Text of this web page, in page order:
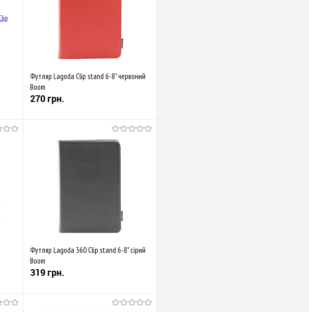
Футляр Lagoda Clip stand 6-8" червоний
Boom
270 грн.
До обраного
Порівняти
Футляр Lagoda 360 Clip stand 6-8" сірий
Boom
319 грн.